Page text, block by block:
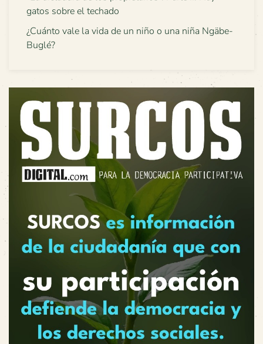
gatos sobre el techado
¿Cuánto vale la vida de un niño o una niña Ngäbe-
Buglé?